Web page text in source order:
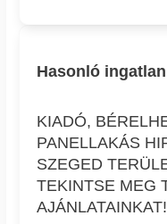
Hasonló
KIADÓ,
PANELLAKÁS
SZEGED
TEKINTSE MEG
AJÁNLATAINKAT!